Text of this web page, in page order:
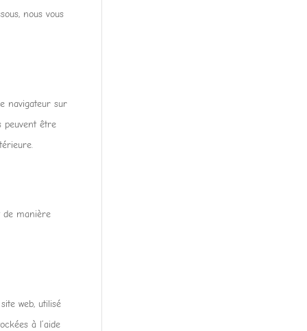
nous vous
navigateur sur
peuvent être
de manière
web, utilisé
à l’aide